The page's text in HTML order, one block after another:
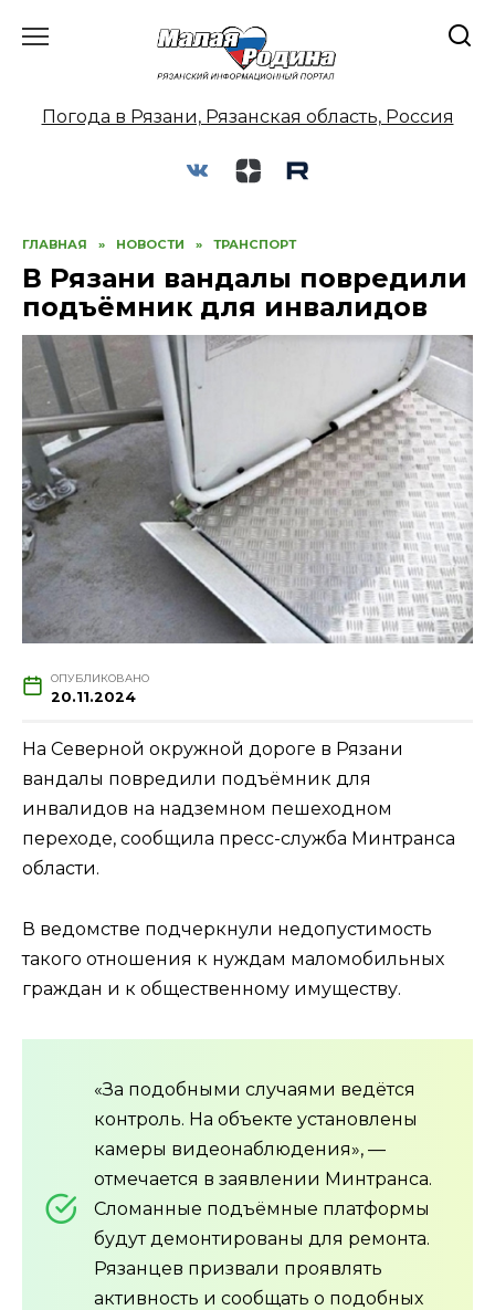
Погода в Рязани, Рязанская область, Россия
ГЛАВНАЯ » НОВОСТИ » ТРАНСПОРТ
В Рязани вандалы повредили
подъёмник для инвалидов
ОПУБЛИКОВАНО
20.11.2024
На Северной окружной дороге в Рязани
вандалы повредили подъёмник для
инвалидов на надземном пешеходном
переходе, сообщила пресс-служба Минтранса
области.
В ведомстве подчеркнули недопустимость
такого отношения к нуждам маломобильных
граждан и к общественному имуществу.
«За подобными случаями ведётся
контроль. На объекте установлены
камеры видеонаблюдения», —
отмечается в заявлении Минтранса.
Сломанные подъёмные платформы
будут демонтированы для ремонта.
Рязанцев призвали проявлять
активность и сообщать о подобных